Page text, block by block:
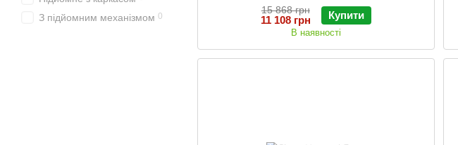
15 868 грн
11 108 грн Купити
В наявності
З підйомним механізмом 0